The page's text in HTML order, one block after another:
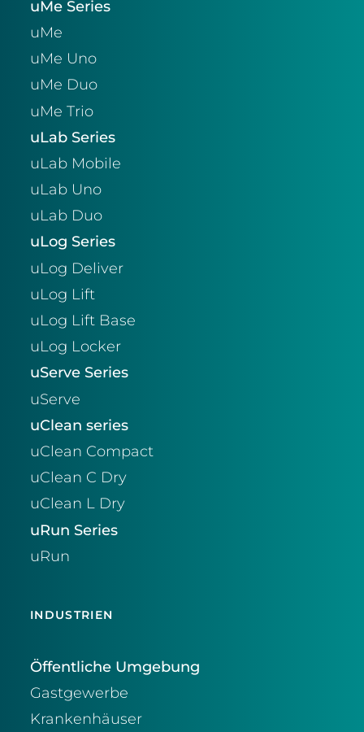
uMe Series
uMe
uMe Uno
uMe Duo
uMe Trio
uLab Series
uLab Mobile
uLab Uno
uLab Duo
uLog Series
uLog Deliver
uLog Lift
uLog Lift Base
uLog Locker
uServe Series
uServe
uClean series
uClean Compact
uClean C Dry
uClean L Dry
uRun Series
uRun
INDUSTRIEN
Öffentliche Umgebung
Gastgewerbe
Krankenhäuser